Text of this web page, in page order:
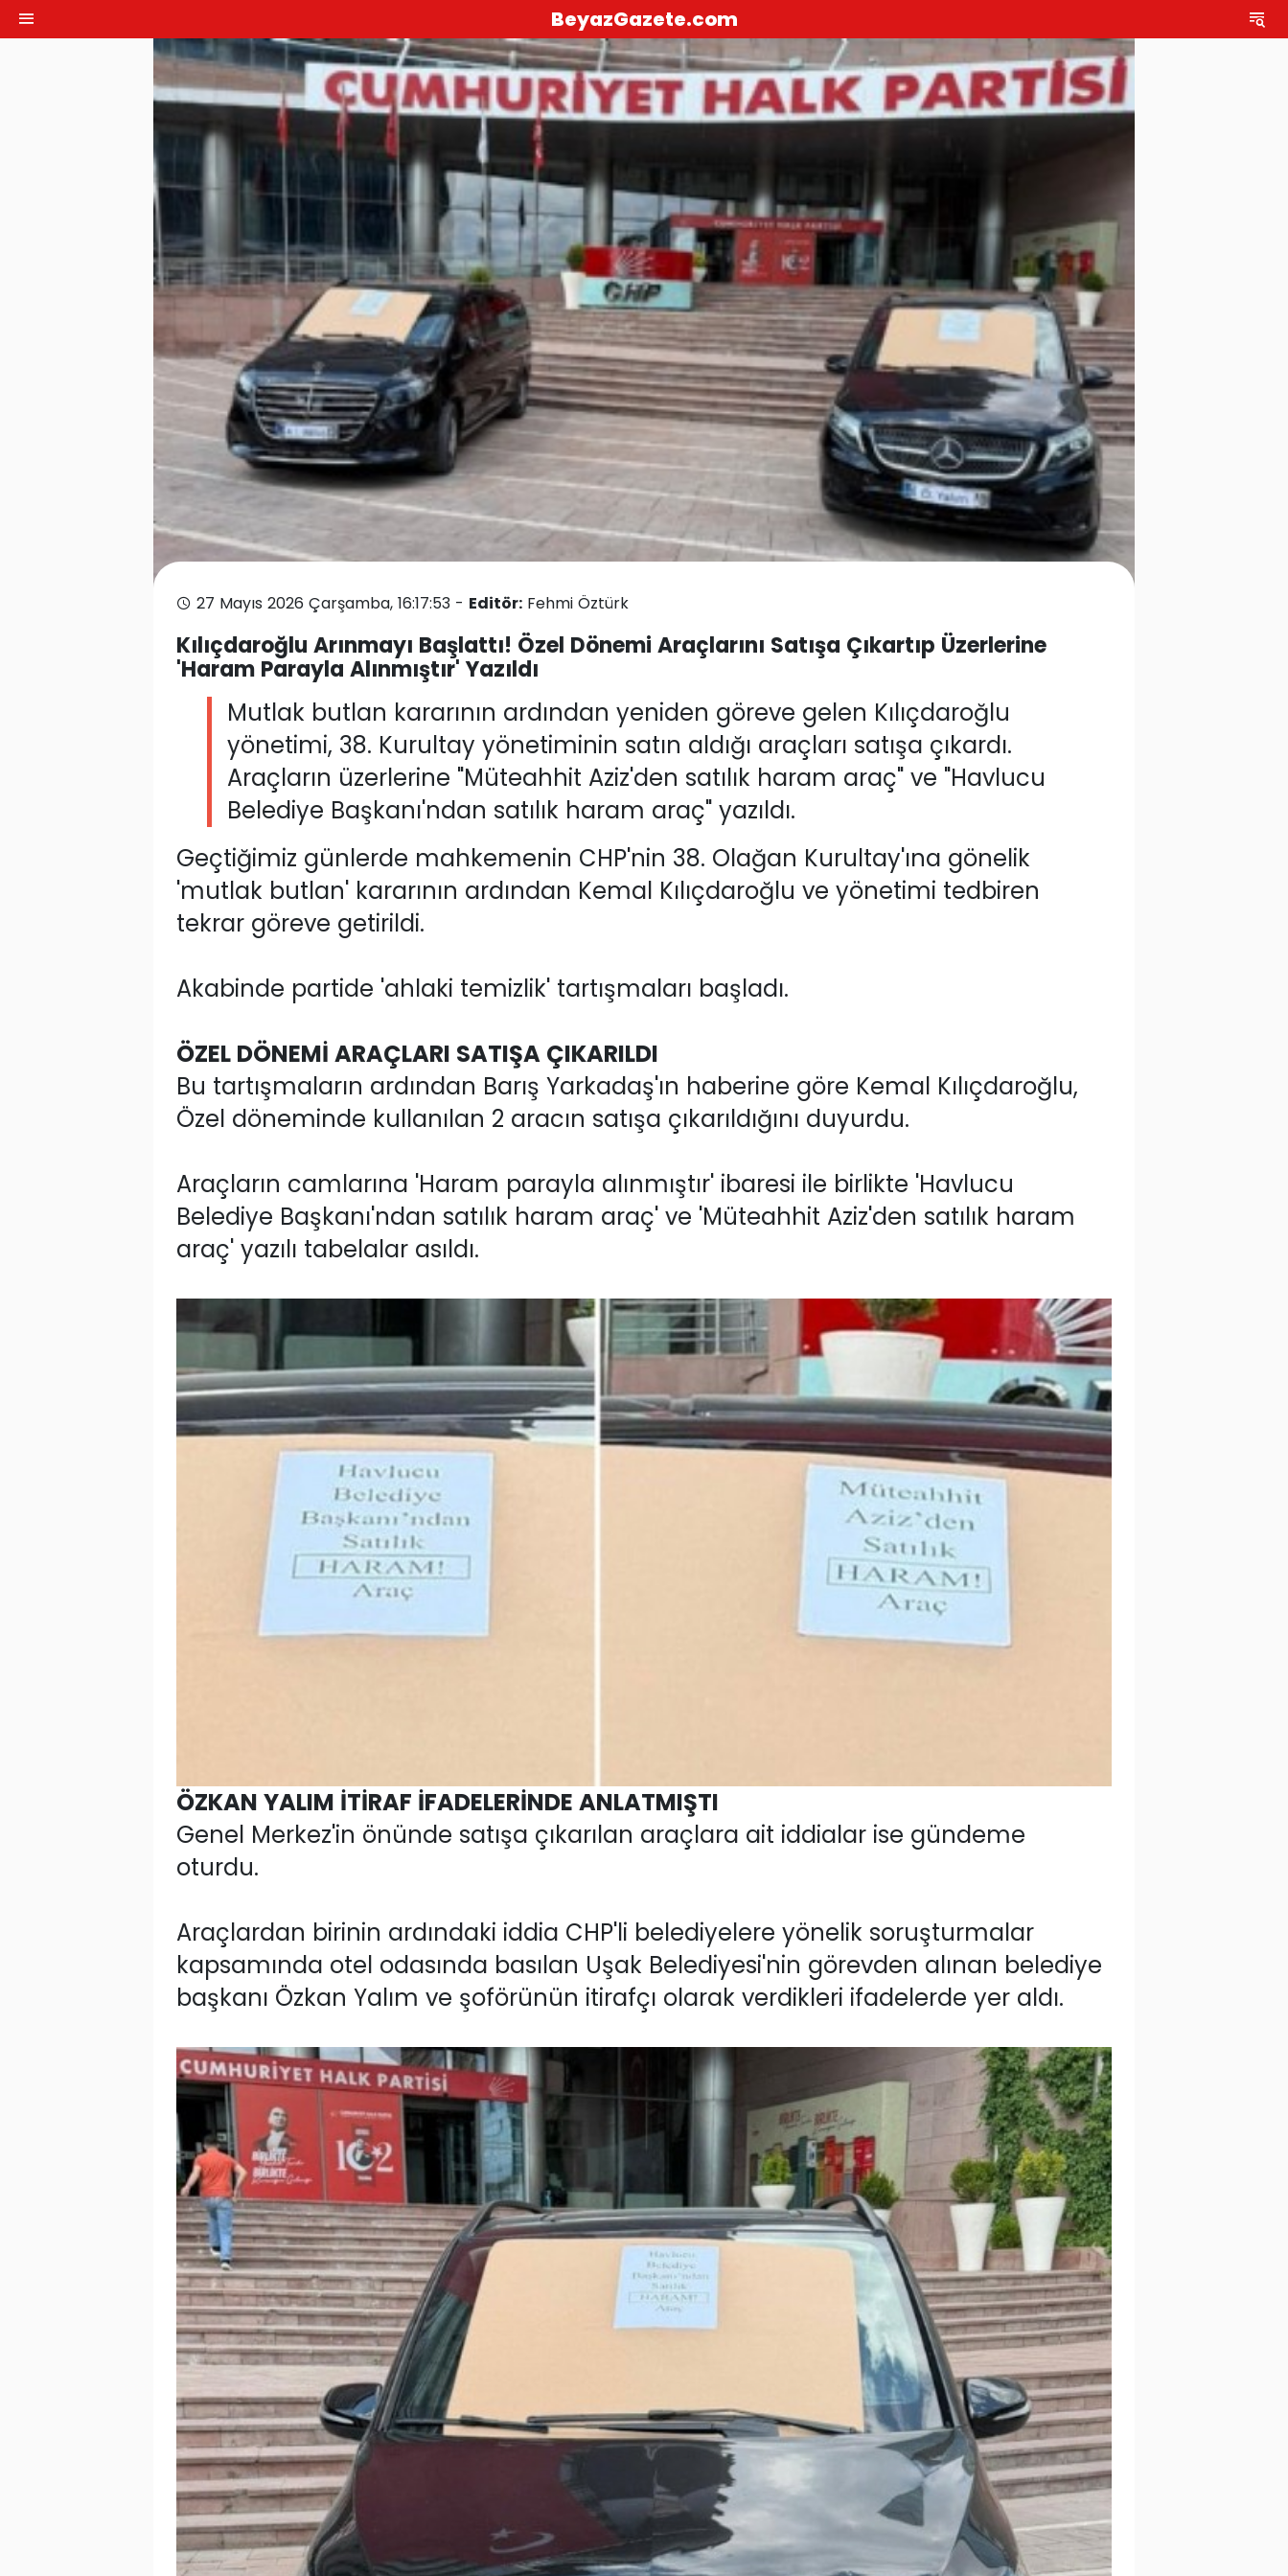
BeyazGazete.com
27 Mayıs 2026 Çarşamba, 16:17:53 - Editör: Fehmi Öztürk
Kılıçdaroğlu Arınmayı Başlattı! Özel Dönemi Araçlarını Satışa Çıkartıp Üzerlerine
'Haram Parayla Alınmıştır' Yazıldı
Mutlak butlan kararının ardından yeniden göreve gelen Kılıçdaroğlu
yönetimi, 38. Kurultay yönetiminin satın aldığı araçları satışa çıkardı.
Araçların üzerlerine "Müteahhit Aziz'den satılık haram araç" ve "Havlucu
Belediye Başkanı'ndan satılık haram araç" yazıldı.
Geçtiğimiz günlerde mahkemenin CHP'nin 38. Olağan Kurultay'ına gönelik
'mutlak butlan' kararının ardından Kemal Kılıçdaroğlu ve yönetimi tedbiren
tekrar göreve getirildi.
Akabinde partide 'ahlaki temizlik' tartışmaları başladı.
ÖZEL DÖNEMİ ARAÇLARI SATIŞA ÇIKARILDI
Bu tartışmaların ardından Barış Yarkadaş'ın haberine göre Kemal Kılıçdaroğlu,
Özel döneminde kullanılan 2 aracın satışa çıkarıldığını duyurdu.
Araçların camlarına 'Haram parayla alınmıştır' ibaresi ile birlikte 'Havlucu
Belediye Başkanı'ndan satılık haram araç' ve 'Müteahhit Aziz'den satılık haram
araç' yazılı tabelalar asıldı.
ÖZKAN YALIM İTİRAF İFADELERİNDE ANLATMIŞTI
Genel Merkez'in önünde satışa çıkarılan araçlara ait iddialar ise gündeme
oturdu.
Araçlardan birinin ardındaki iddia CHP'li belediyelere yönelik soruşturmalar
kapsamında otel odasında basılan Uşak Belediyesi'nin görevden alınan belediye
başkanı Özkan Yalım ve şoförünün itirafçı olarak verdikleri ifadelerde yer aldı.